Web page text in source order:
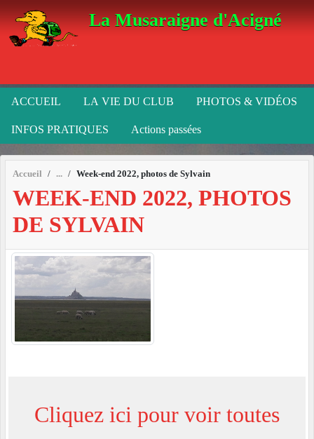
La Musaraigne d'Acigné
ACCUEIL LA VIE DU CLUB PHOTOS & VIDÉOS
INFOS PRATIQUES Actions passées
Accueil Week-end 2022, photos de Sylvain
WEEK-END 2022, PHOTOS
DE SYLVAIN
Cliquez ici pour voir toutes
Panneau de gestion des cookies